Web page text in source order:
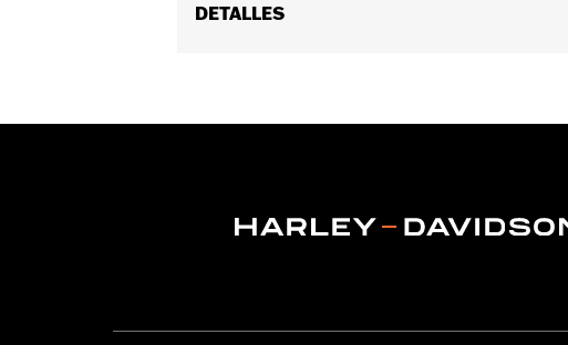
DETALLES
GARANTÍA:Garantía limitada de 2 años –